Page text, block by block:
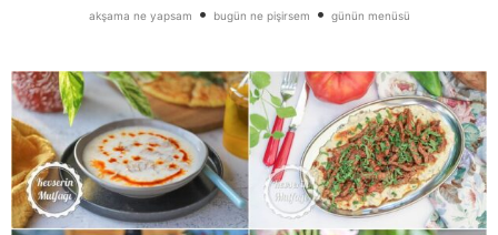
akşama ne yapsam • bugün ne pişirsem • günün menüsü